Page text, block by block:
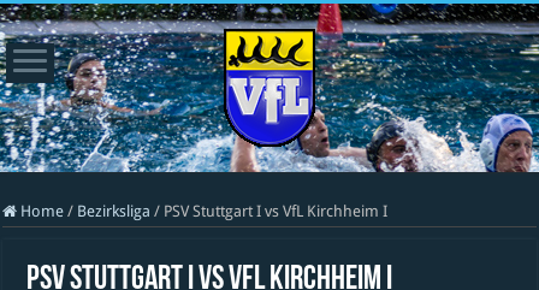
Home / Bezirksliga / PSV Stuttgart I vs VfL Kirchheim I
PSV Stuttgart I vs VfL Kirchheim I